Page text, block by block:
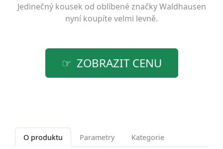
Jedinečný kousek od oblíbené značkyWaldhausen
nyní koupíte velmi levně.
ZOBRAZIT CENU
O produktu Parametry Kategorie